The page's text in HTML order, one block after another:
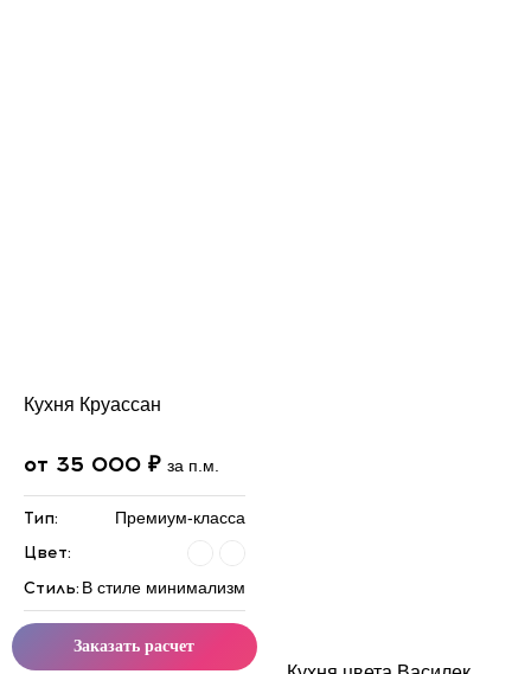
Кухня Круассан
от 35 000 ₽ за п.м.
Тип: Премиум-класса
Цвет:
Стиль: В стиле минимализм
Заказать расчет